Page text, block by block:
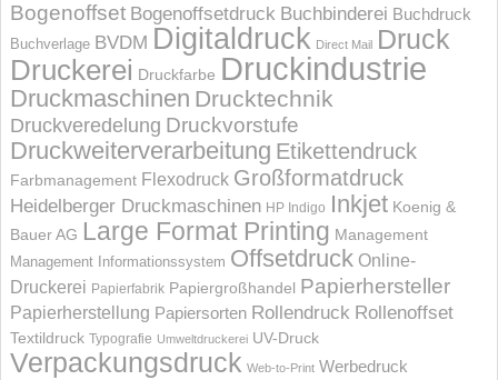
Bogenoffset Bogenoffsetdruck Buchbinderei Buchdruck
Buchverlage BVDM Digitaldruck Direct Mail Druck
Druckerei Druckfarbe Druckindustrie
Druckmaschinen Drucktechnik
Druckveredelung Druckvorstufe
Druckweiterverarbeitung Etikettendruck
Farbmanagement Flexodruck Großformatdruck
Heidelberger Druckmaschinen HP Indigo Inkjet Koenig &
Bauer AG Large Format Printing Management
Management Informations­system Offsetdruck Online-
Druckerei Papierfabrik Papiergroßhandel Papierhersteller
Papierherstellung Papiersorten Rollendruck Rollenoffset
Textildruck Typografie Umweltdruckerei UV-Druck
Verpackungsdruck Web-to-Print Werbedruck